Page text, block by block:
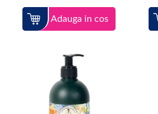
Adauga in cos